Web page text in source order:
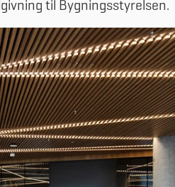
til Bygningsstyrelsen.